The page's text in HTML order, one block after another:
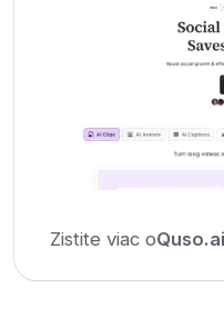
Zistite viac oQuso.ai